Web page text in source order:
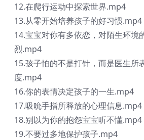
12.在爬行运动中探索世界.mp4
13.从零开始培养孩子的好习惯.mp4
14.宝宝对你有多依恋，对陌生环境
烈.mp4
15.孩子怕的不是打针，而是医生所
度.mp4
16.你的表情决定孩子的一生.mp4
17.吸吮手指所释放的心理信息.mp4
18.别以为你的抱怨宝宝听不懂.mp4
19.不要过多地保护孩子.mp4